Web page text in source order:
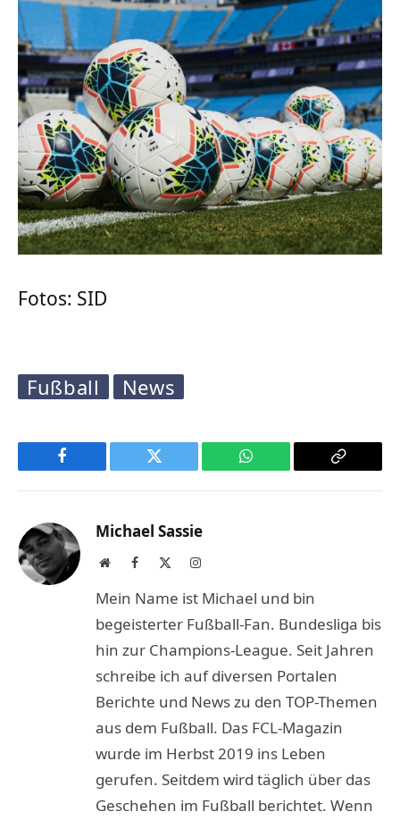
Fotos: SID
Fußball News
Facebook Twitter WhatsApp
Copy
Michael Sassie
WebsiteFacebook Instagram
Mein Name ist Michael und bin
begeisterter Fußball-Fan. Bundesliga bis
hin zur Champions-League. Seit Jahren
schreibe ich auf diversen Portalen
Berichte und News zu den TOP-Themen
aus dem Fußball. Das FCL-Magazin
wurde im Herbst 2019 ins Leben
gerufen. Seitdem wird täglich über das
Geschehen im Fußball berichtet. Wenn